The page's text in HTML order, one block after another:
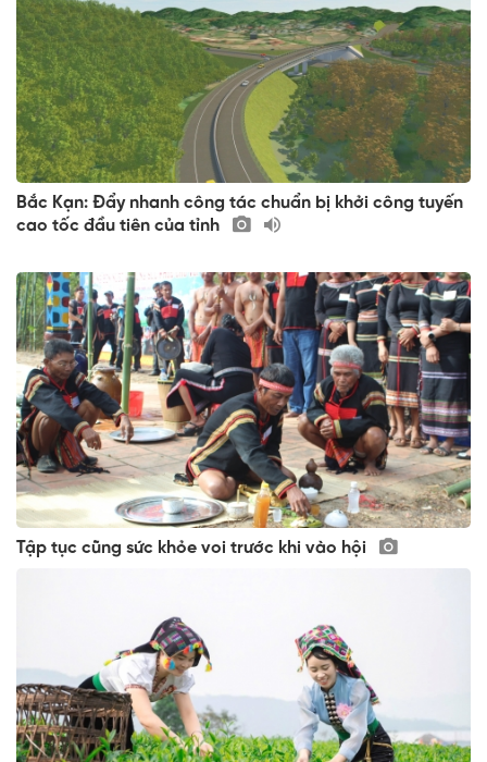
Bắc Kạn: Đẩy nhanh công tác chuẩn bị khởi công tuyến
cao tốc đầu tiên của tỉnh
Tập tục cũng sức khỏe voi trước khi vào hội